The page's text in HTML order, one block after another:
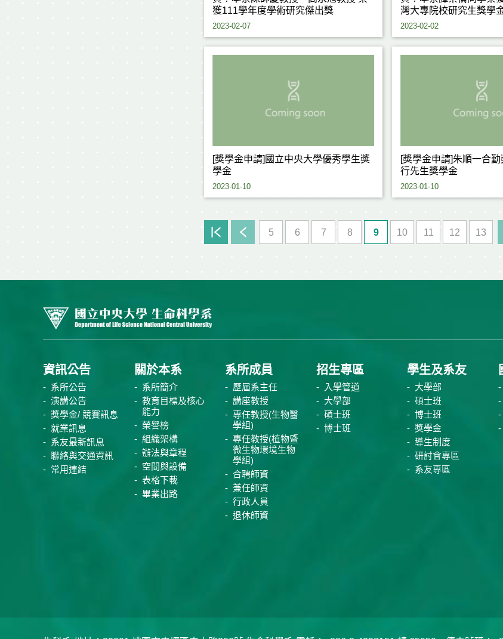
獲111學年度學術研究傑出獎
2023-02-07
灣大專院校研究生獎學
2023-02-02
[獎學金申請]國立中央大學優秀學生獎
學金
2023-01-10
[獎學金申請]朱順一合
行先生獎學金
2023-01-10
5 6 7 8 9 10 11 12 13
資訊公告
系所公告
演講公告
獎學金/ 競賽訊息
就業訊息
系友最新訊息
聯絡與交通資訊
常用連結
關於本系
系所簡介
教育目標及核心
能力
榮譽榜
組織架構
辦法與章程
空間與設備
表格下載
畢業出路
系所成員
歷屆系主任
講座教授
專任教授(生物醫
學組)
專任教授(植物暨
微生物環境生物
學組)
合聘師資
兼任師資
行政人員
退休師資
招生專區
入學管道
大學部
碩士班
博士班
學生及系友
大學部
碩士班
博士班
獎學金
導生制度
研討會專區
系友專區